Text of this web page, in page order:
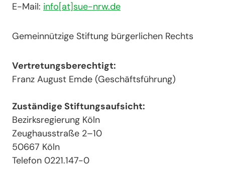
E-Mail: info[at]sue-nrw.de
Gemeinnützige Stiftung bürgerlichen Rechts
Vertretungsberechtigt:
Franz August Emde (Geschäftsführung)
Zuständige Stiftungsaufsicht:
Bezirksregierung Köln
Zeughausstraße 2–10
50667 Köln
Telefon 0221.147-0